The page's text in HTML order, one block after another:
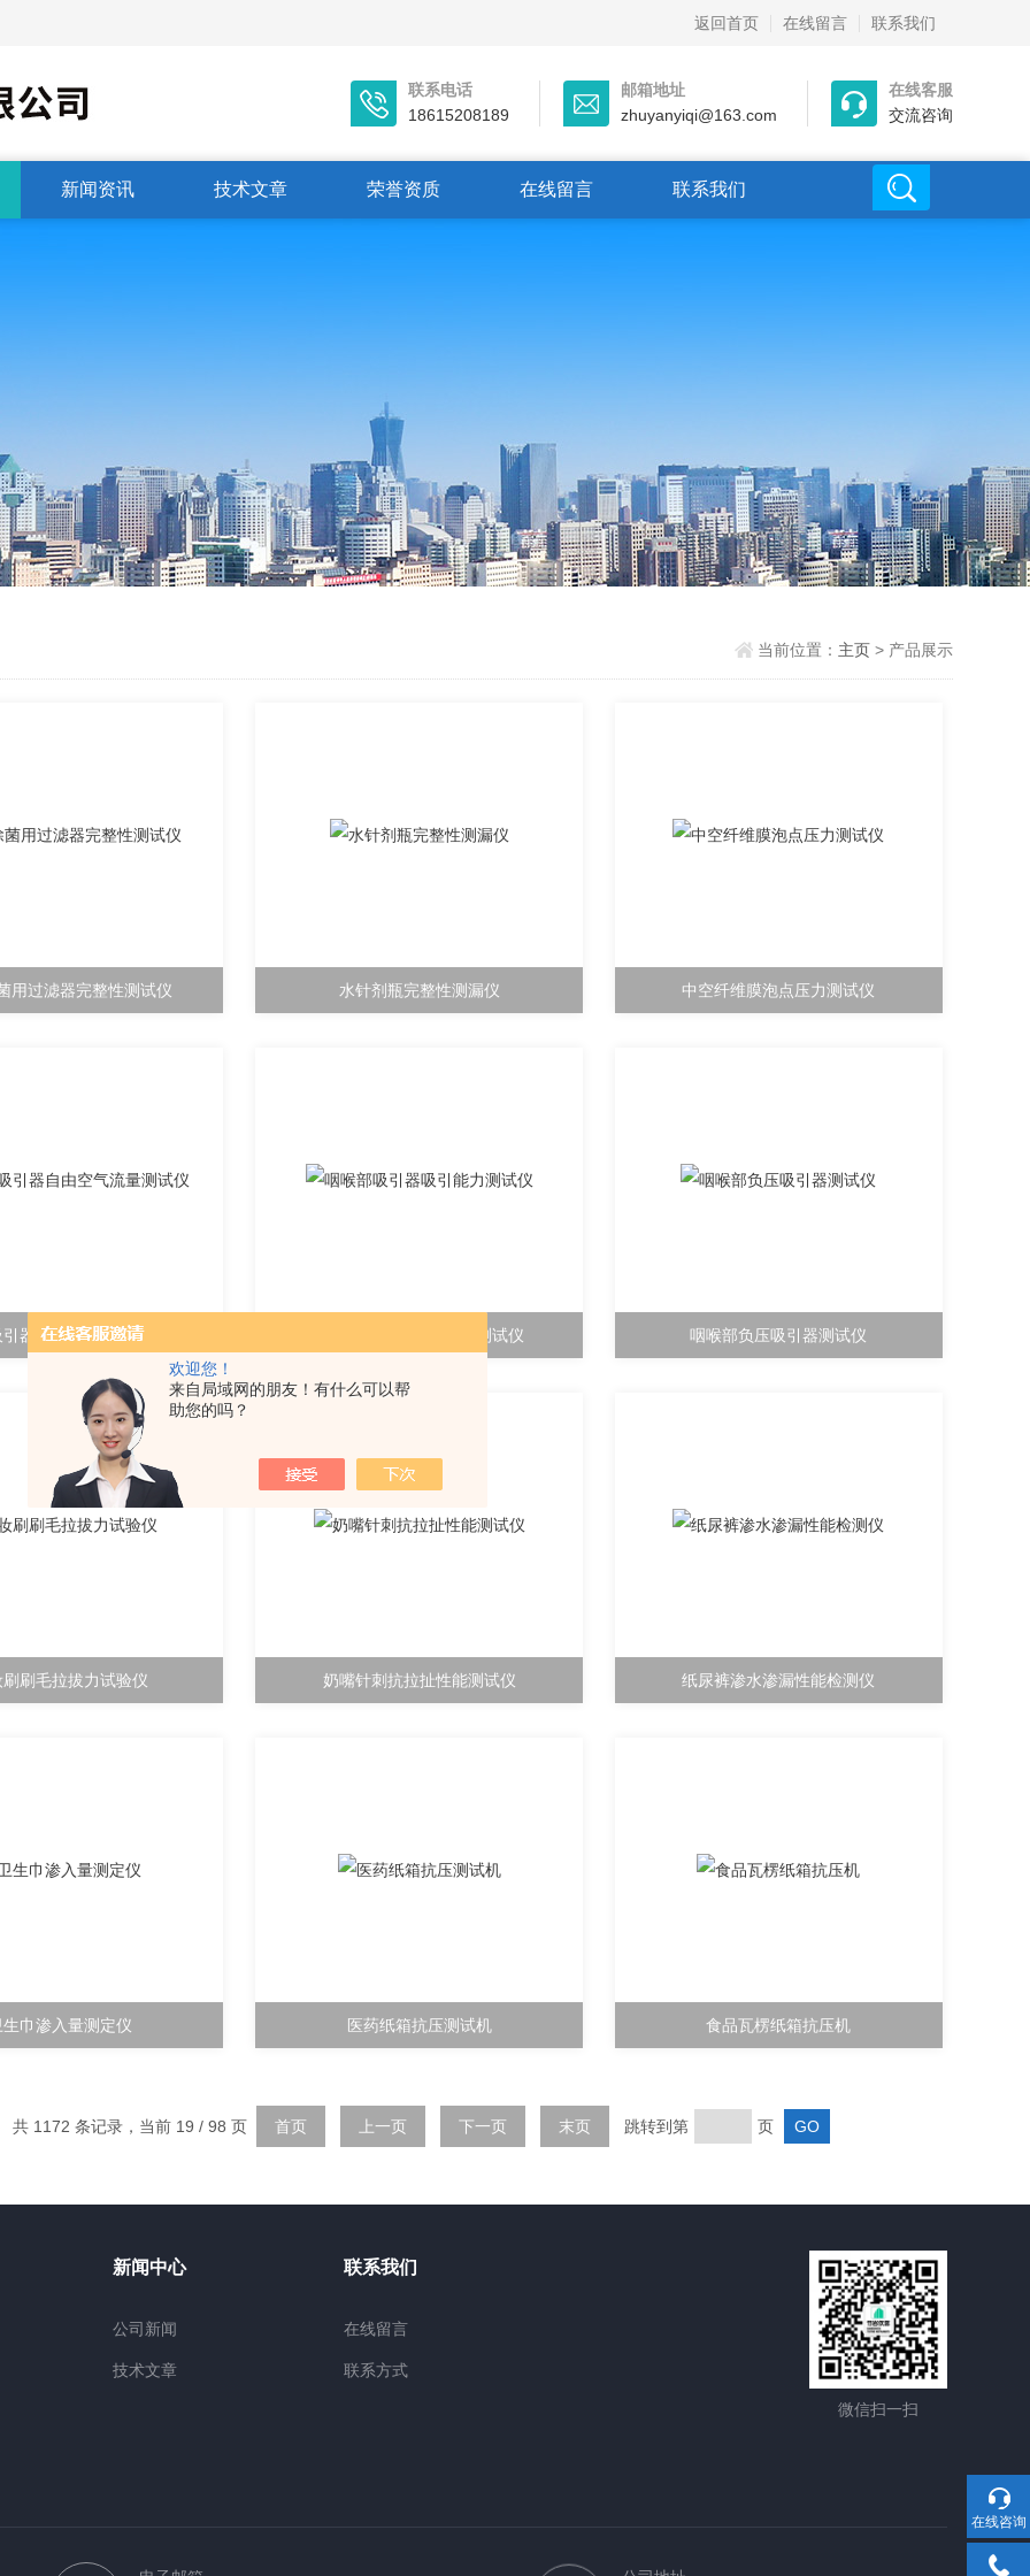
欢迎您！
来自局域网的朋友！有什么可以帮
助您的吗？
返回首页 在线留言 联系我们
联系电话
18615208189
邮箱地址
zhuyanyiqi@163.com
在线客服
交流咨询
新闻资讯 技术文章 荣誉资质 在线留言 联系我们
当前位置： 主页> 产品展示
用过滤器完整性测试仪 水针剂瓶完整性测漏仪 中空纤维膜泡点压力测试仪
器自由空气流量测试仪 咽喉部吸引器吸引能力测试仪 咽喉部负压吸引器测试仪
刷毛拉拔力试验仪 奶嘴针刺抗拉扯性能测试仪 纸尿裤渗水渗漏性能检测仪
生巾渗入量测定仪 医药纸箱抗压测试机 食品瓦楞纸箱抗压机
共 1172 条记录，当前 19 / 98 页 首页 上一页 下一页 末页 跳转到第 页
新闻中心
公司新闻
技术文章
联系我们
在线留言
联系方式
微信扫一扫
在线咨询